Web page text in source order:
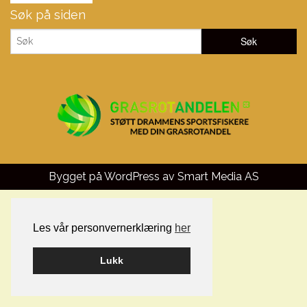
Les vår personvernerklæring her
Lukk
Søk på siden
Bygget på WordPress av Smart Media AS